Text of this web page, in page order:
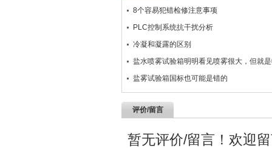
8个容易犯错检修注意事项
PLC控制系统抗干扰分析
冷凝和凝露的区别
盐水喷雾试验箱明明看见喷雾很大，但就
盐雾试验箱国标也可能是错的
评价/留言
暂无评价/留言！欢迎